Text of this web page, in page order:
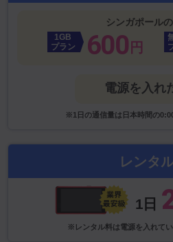
シンガポール
1GB
プラン
600 円
電源を入れ
※1日の通信量は日本時間の
レンタ
1日
※レンタル料は電源を入れて